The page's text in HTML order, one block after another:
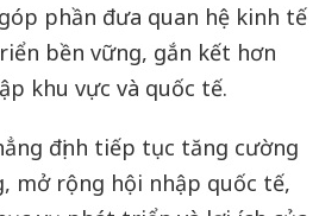
phần đưa quan hệ kinh tế
bền vững, gắn kết hơn
khu vực và quốc tế.
định tiếp tục tăng cường
mở rộng hội nhập quốc tế,